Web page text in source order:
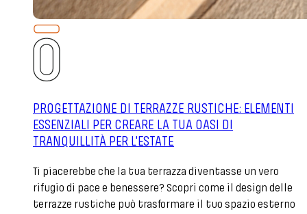
PROGETTAZIONE DI TERRAZZE RUSTICHE: ELEMENTI
ESSENZIALI PER CREARE LA TUA OASI DI
TRANQUILLITÀ PER L'ESTATE
Ti piacerebbe che la tua terrazza diventasse un vero
rifugio di pace e benessere? Scopri come il design delle
terrazze rustiche può trasformare il tuo spazio esterno